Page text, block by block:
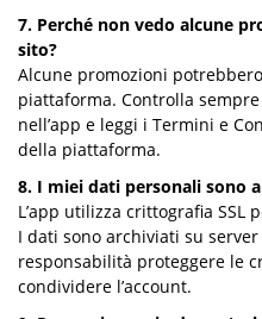
7. Perché non vedo alcune
sito?
Alcune promozioni
piattaforma. Controlla sempre
nell’app e leggi i Termini e
della piattaforma.
8. I miei dati personali sono
L’app utilizza crittografia
I dati sono archiviati su
responsabilità proteggere le
condividere l’account.